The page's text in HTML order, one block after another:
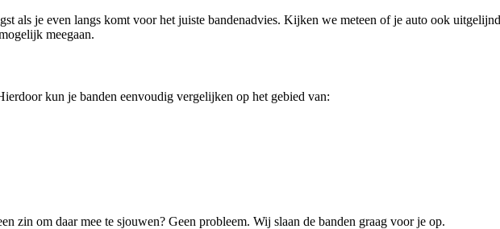
als je even langs komt voor het juiste bandenadvies. Kijken we meteen of je auto ook
meegaan.
kun je banden eenvoudig vergelijken op het gebied van:
zin om daar mee te sjouwen? Geen probleem. Wij slaan de banden graag voor je op.